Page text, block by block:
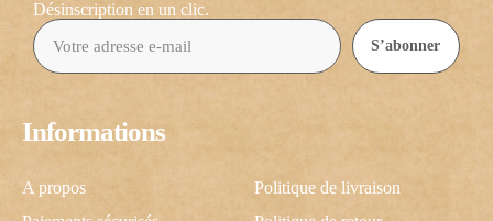
Informations
A propos
Politique de livraison
Désinscription en un clic.
S’abonner